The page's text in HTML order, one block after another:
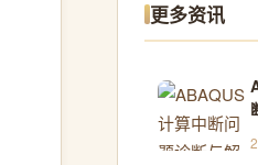
更多资讯